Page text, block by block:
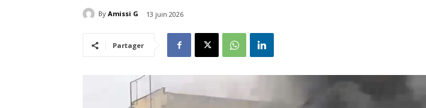
By Amissi G 13 juin 2026
Partager